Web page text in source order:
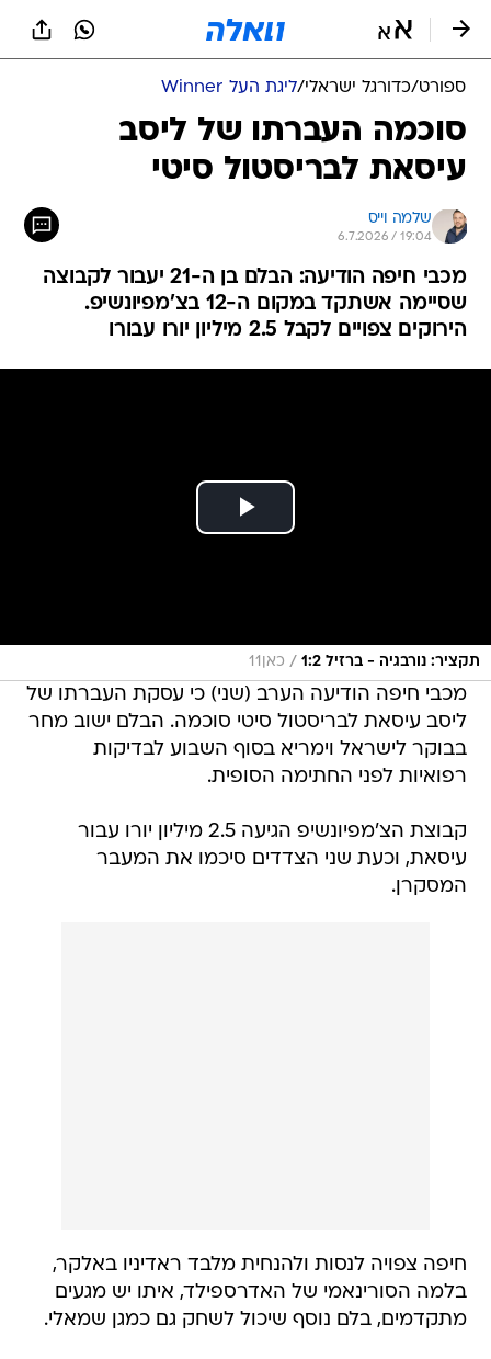
ספורט/כדורגל ישראלי/ליגת העל Winner
סוכמה העברתו של ליסב
עיסאת לבריסטול סיטי
שלמה וייס
6.7.2026 / 19:04
מכבי חיפה הודיעה: הבלם בן ה-21 יעבור לקבוצה
שסיימה אשתקד במקום ה-12 בצ'מפיונשיפ.
הירוקים צפויים לקבל 2.5 מיליון יורו עבורו
תקציר: נורבגיה - ברזיל 1:2 / כאן11
מכבי חיפה הודיעה הערב (שני) כי עסקת העברתו של
ליסב עיסאת לבריסטול סיטי סוכמה. הבלם ישוב מחר
בבוקר לישראל וימריא בסוף השבוע לבדיקות
רפואיות לפני החתימה הסופית.
קבוצת הצ'מפיונשיפ הגיעה 2.5 מיליון יורו עבור
עיסאת, וכעת שני הצדדים סיכמו את המעבר
המסקרן.
חיפה צפויה לנסות ולהנחית מלבד ראדיניו באלקר,
בלמה הסורינאמי של האדרספילד, איתו יש מגעים
מתקדמים, בלם נוסף שיכול לשחק גם כמגן שמאלי.